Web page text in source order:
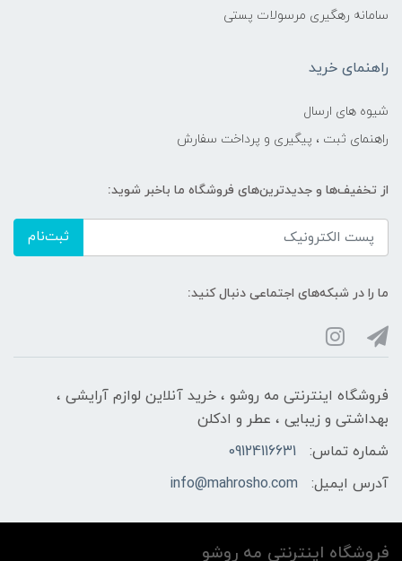
سامانه رهگیری مرسولات پستی
راهنمای خرید
شیوه های ارسال
راهنمای ثبت ، پیگیری و پرداخت سفارش
از تخفیف‌ها و جدیدترین‌های فروشگاه ما باخبر شوید:
ثبت‌نام
ما را در شبکه‌های اجتماعی دنبال کنید:
فروشگاه اینترنتی مه‌ رو‌شو ، خرید آنلاین لوازم آرایشی ،
بهداشتی و زیبایی ، عطر و ادکلن
شماره تماس:
09124116631
آدرس ایمیل:
info@mahrosho.com
فروشگاه اینترنتی مه‌ رو‌شو